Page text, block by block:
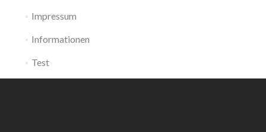
Impressum
Informationen
Test